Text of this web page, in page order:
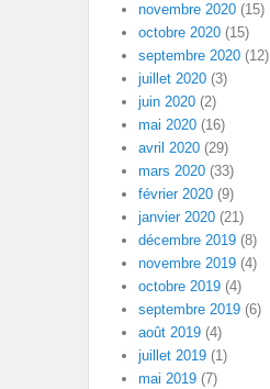
novembre 2020 (15)
octobre 2020 (15)
septembre 2020 (12)
juillet 2020 (3)
juin 2020 (2)
mai 2020 (16)
avril 2020 (29)
mars 2020 (33)
février 2020 (9)
janvier 2020 (21)
décembre 2019 (8)
novembre 2019 (4)
octobre 2019 (4)
septembre 2019 (6)
août 2019 (4)
juillet 2019 (1)
mai 2019 (7)